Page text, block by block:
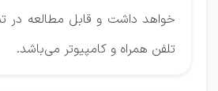
خواهد داشت و قابل مطالعه در
تلفن همراه و کامپیوتر می‌باشد.